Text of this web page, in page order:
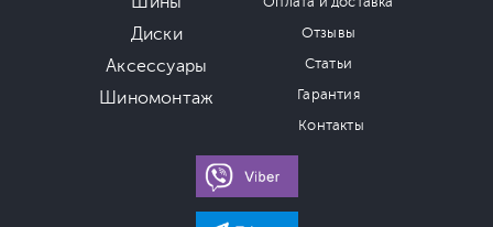
Диски
Аксессуары
Шиномонтаж
Отзывы
Статьи
Гарантия
Контакты